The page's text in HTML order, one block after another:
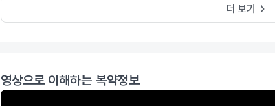
더 보기 keyboard_arrow_right
영상으로 이해하는 복약정보